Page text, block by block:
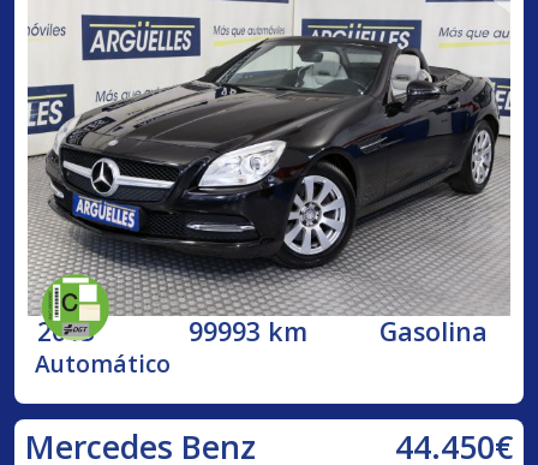
2013 99993 km Gasolina
Automático
Mercedes Benz 44.450€